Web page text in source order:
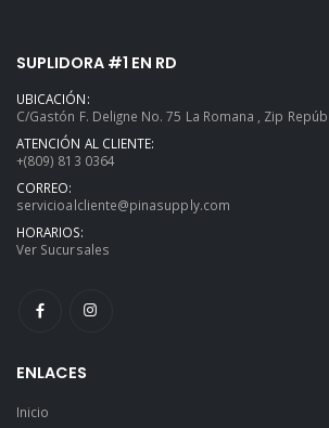
SUPLIDORA #1 EN RD
UBICACIÓN:
C/Gastón F. Deligne No. 75 La Romana , Zip
ATENCIÓN AL CLIENTE:
+(809) 813 0364
CORREO:
servicioalcliente@pinasupply.com
HORARIOS:
Ver Sucursales
ENLACES
Inicio